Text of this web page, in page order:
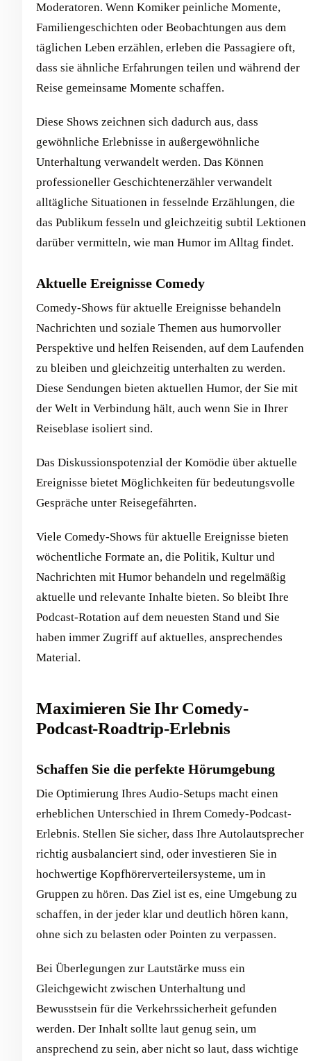
Moderatoren. Wenn Komiker peinliche Momente,
Familiengeschichten oder Beobachtungen aus dem
täglichen Leben erzählen, erleben die Passagiere oft,
dass sie ähnliche Erfahrungen teilen und während der
Reise gemeinsame Momente schaffen.
Diese Shows zeichnen sich dadurch aus, dass
gewöhnliche Erlebnisse in außergewöhnliche
Unterhaltung verwandelt werden. Das Können
professioneller Geschichtenerzähler verwandelt
alltägliche Situationen in fesselnde Erzählungen, die
das Publikum fesseln und gleichzeitig subtil Lektionen
darüber vermitteln, wie man Humor im Alltag findet.
Aktuelle Ereignisse Comedy
Comedy-Shows für aktuelle Ereignisse behandeln
Nachrichten und soziale Themen aus humorvoller
Perspektive und helfen Reisenden, auf dem Laufenden
zu bleiben und gleichzeitig unterhalten zu werden.
Diese Sendungen bieten aktuellen Humor, der Sie mit
der Welt in Verbindung hält, auch wenn Sie in Ihrer
Reiseblase isoliert sind.
Das Diskussionspotenzial der Komödie über aktuelle
Ereignisse bietet Möglichkeiten für bedeutungsvolle
Gespräche unter Reisegefährten.
Viele Comedy-Shows für aktuelle Ereignisse bieten
wöchentliche Formate an, die Politik, Kultur und
Nachrichten mit Humor behandeln und regelmäßig
aktuelle und relevante Inhalte bieten. So bleibt Ihre
Podcast-Rotation auf dem neuesten Stand und Sie
haben immer Zugriff auf aktuelles, ansprechendes
Material.
Maximieren Sie Ihr Comedy-
Podcast-Roadtrip-Erlebnis
Schaffen Sie die perfekte Hörumgebung
Die Optimierung Ihres Audio-Setups macht einen
erheblichen Unterschied in Ihrem Comedy-Podcast-
Erlebnis. Stellen Sie sicher, dass Ihre Autolautsprecher
richtig ausbalanciert sind, oder investieren Sie in
hochwertige Kopfhörerverteilersysteme, um in
Gruppen zu hören. Das Ziel ist es, eine Umgebung zu
schaffen, in der jeder klar und deutlich hören kann,
ohne sich zu belasten oder Pointen zu verpassen.
Bei Überlegungen zur Lautstärke muss ein
Gleichgewicht zwischen Unterhaltung und
Bewusstsein für die Verkehrssicherheit gefunden
werden. Der Inhalt sollte laut genug sein, um
ansprechend zu sein, aber nicht so laut, dass wichtige